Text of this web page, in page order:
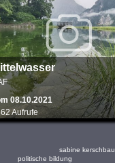
08.10.2021
Aufrufe
politische bildung
sabine